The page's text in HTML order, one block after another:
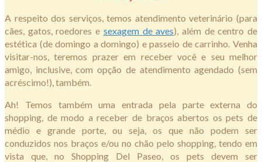
A respeito dos serviços, temos atendimento veterinário (para
cães, gatos, roedores e sexagem de aves), além de centro de
estética (de domingo a domingo) e passeio de carrinho. Venha
visitar-nos, teremos prazer em receber você e seu melhor
amigo, inclusive, com opção de atendimento agendado (sem
acréscimo!), também.
Ah! Temos também uma entrada pela parte externa do
shopping, de modo a receber de braços abertos os pets de
médio e grande porte, ou seja, os que não podem ser
conduzidos nos braços e/ou no chão pelo shopping, tendo em
vista que, no Shopping Del Paseo, os pets devem ser